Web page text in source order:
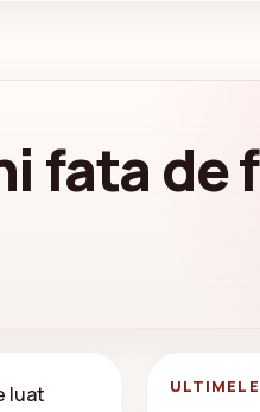
fata de
luat